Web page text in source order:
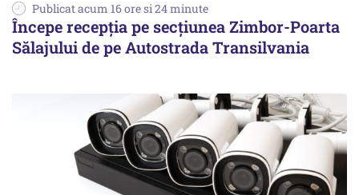
Publicat acum 16 ore si 24 minute
Începe recepţia pe secţiunea Zimbor-Poarta
Sălajului de pe Autostrada Transilvania